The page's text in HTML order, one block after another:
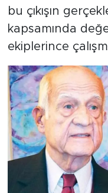
bu çıkışın
kapsamında
ekiplerince